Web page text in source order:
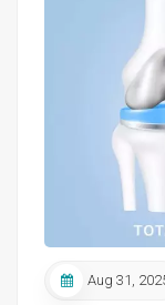
Aug 31,